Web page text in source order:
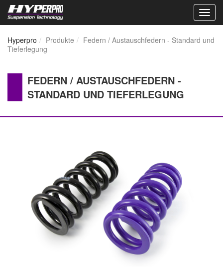
Hyperpro Produkte
Federn / Austauschfedern - Standard und
Tieferlegung
FEDERN / AUSTAUSCHFEDERN -
STANDARD UND TIEFERLEGUNG